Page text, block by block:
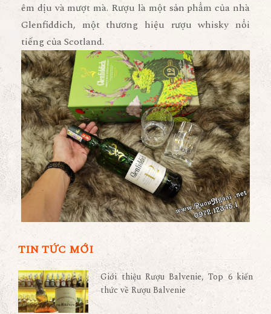
êm dịu và mượt mà. Rượu là một sản phẩm của nhà
Glenfiddich, một thương hiệu rượu whisky nổi
tiếng của Scotland.
TIN TỨC MỚI
Giới thiệu Rượu Balvenie, Top 6 kiến
thức về Rượu Balvenie